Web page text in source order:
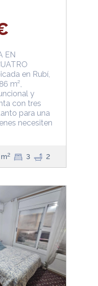
EN
en Rubí,
m²,
y
con tres
para una
necesiten
2 3 2